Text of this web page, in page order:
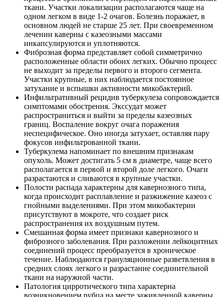
ткани. Участки локализации располагаются чаще на
одном легком в виде 1-2 очагов. Болезнь поражает, в
основном людей не старше 25 лет. При своевременном
лечении каверны с казеозными массами
инкапсулируются и уплотняются.
Фиброзная форма представляет собой симметрично
расположенные области обоих легких. Обычно процесс
не выходит за пределы первого и второго сегмента.
Участки крупные, в них наблюдается постоянное
затухание и вспышки активности микобактерий.
Инфильтративный рецидив туберкулеза сопровождается
симптомами обострения. Экссудат может
распространиться и выйти за пределы казеозных
границ. Воспаление вокруг очага поражения
неспецифическое. Оно иногда затухает, оставляя пару
фокусов инфильтрованной ткани.
Туберкулема напоминает по внешним признакам
опухоль. Может достигать 5 см в диаметре, чаще всего
располагается в первой и второй доле легкого. Очаги
разрастаются и сливаются в крупные участки.
Полости распада характерны для кавернозного типа,
когда происходит расплавление и разжижение казеоз с
гнойными выделениями. При этом микобактерии
присутствуют в мокроте, что создает риск
распространения их воздушным путем.
Смешанная форма имеет признаки кавернозного и
фиброзного заболевания. При разложении лейкоцитных
соединений процесс преобразуется в хроническое
течение. Наблюдаются грануляционные разветвления в
средних слоях легкого и разрастание соединительной
ткани на наружной части.
Патология цирротического типа характерна